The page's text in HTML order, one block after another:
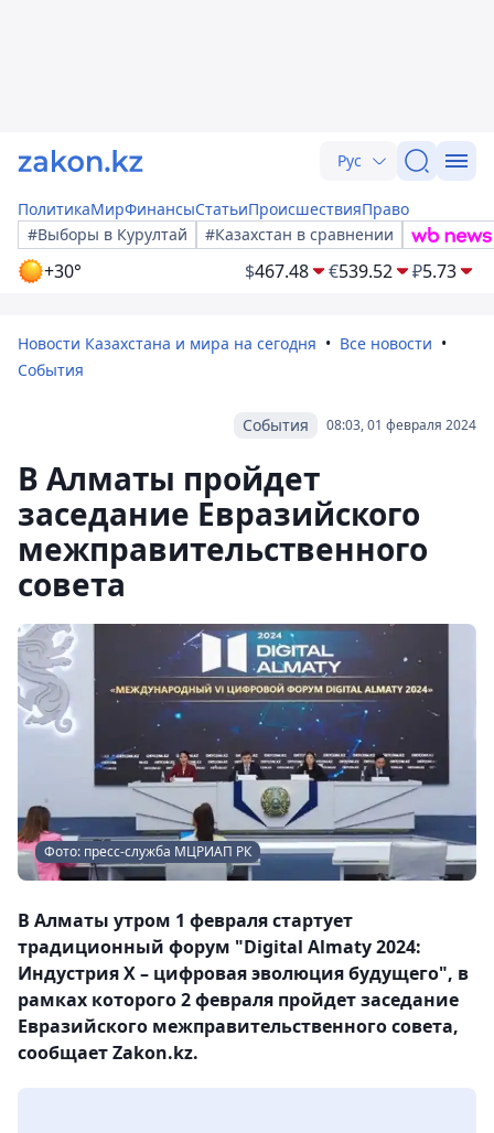
Рус
ПолитикаМирФинансыСтатьиПроисшествияПраво
#Выборы в Курултай
#Казахстан в сравнении
+30° $467.48 €539.52 ₽5.73
Новости Казахстана и мира на сегодня
Все новости
События
08:03, 01 февраля 2024
События
В Алматы пройдет
заседание Евразийского
межправительственного
совета
Фото: пресс-служба МЦРИАП РК
В Алматы утром 1 февраля стартует
традиционный форум "Digital Almaty 2024:
Индустрия Х – цифровая эволюция будущего", в
рамках которого 2 февраля пройдет заседание
Евразийского межправительственного совета,
сообщает Zakon.kz.